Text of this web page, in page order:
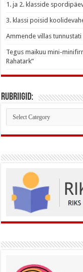
1. ja 2. klasside
3. klassi poisid
Ammende villas
Tegus maikuu mini-
Rahatark”
Rubriigid:
Rubriigid: